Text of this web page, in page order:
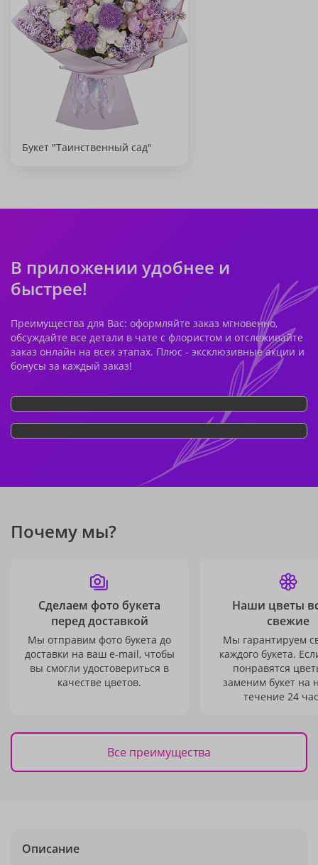
Букет "Таинственный сад"
В приложении удобнее и
быстрее!
Преимущества для Вас: оформляйте заказ мгновенно,
обсуждайте все детали в чате с флористом и отслеживайте
заказ онлайн на всех этапах. Плюс - эксклюзивные акции и
бонусы за каждый заказ!
Почему мы?
Сделаем фото букета
перед доставкой
Мы отправим фото букета до
доставки на ваш e-mail, чтобы
вы смогли удостовериться в
качестве цветов.
Наши цветы
свежие
Мы гарантируем
каждого букета.
понравятся
заменим букет на
течение 24
Все преимущества
Описание